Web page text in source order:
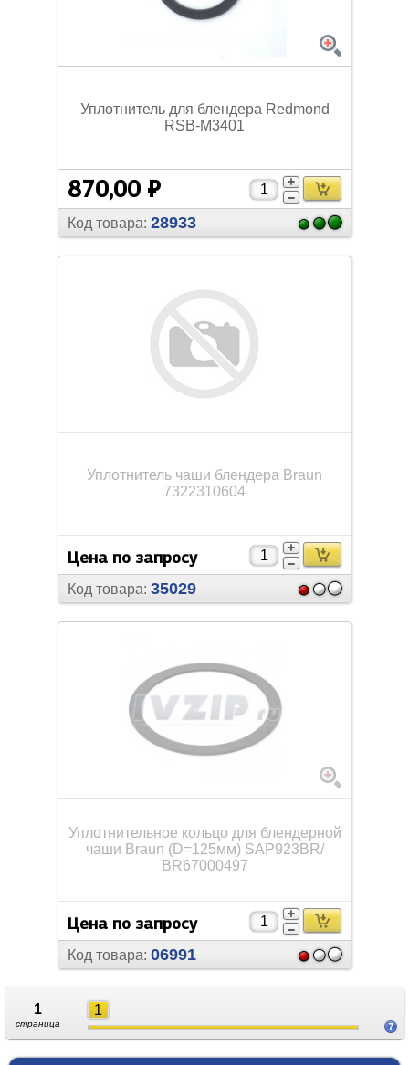
Уплотнитель для блендера Redmond
RSB-M3401
870,00 ₽
Код товара: 28933
Уплотнитель чаши блендера Braun
7322310604
Цена по запросу
Код товара: 35029
Уплотнительное кольцо для блендерной
чаши Braun (D=125мм) SAP923BR/
BR67000497
Цена по запросу
Код товара: 06991
1
страница
1